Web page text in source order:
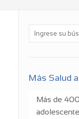
Más Salud
Más de